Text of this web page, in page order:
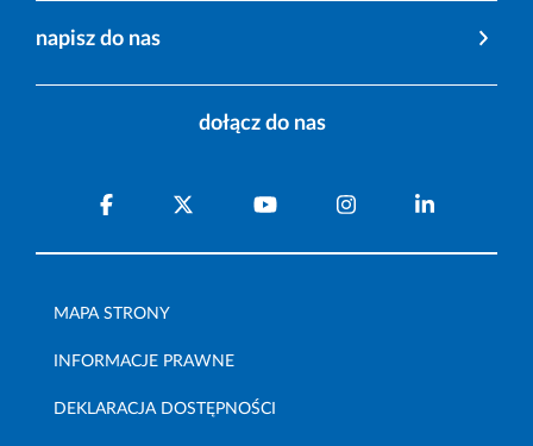
napisz do nas
dołącz do nas
MAPA STRONY
INFORMACJE PRAWNE
DEKLARACJA DOSTĘPNOŚCI